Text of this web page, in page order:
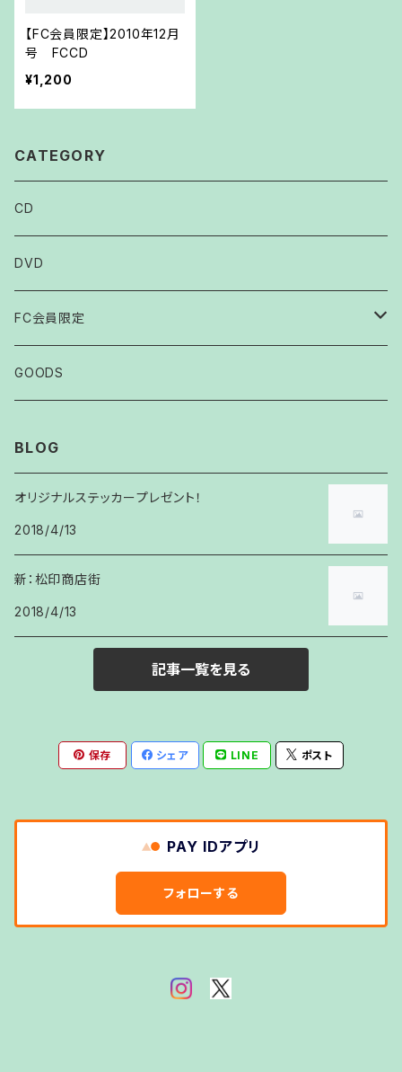
【FC会員限定】2010年12月
号 FCCD
¥1,200
CATEGORY
CD
DVD
FC会員限定
2007
2010
GOODS
BLOG
オリジナルステッカープレゼント！
2018/4/13
新：松印商店街
2018/4/13
記事一覧を見る
保存 シェア LINE ポスト
PAY IDアプリ
フォローする